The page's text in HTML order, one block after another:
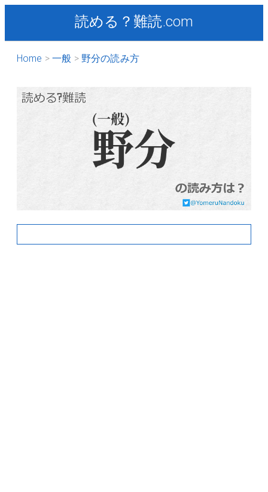
読める？難読.com
Home 一般 野分の読み方